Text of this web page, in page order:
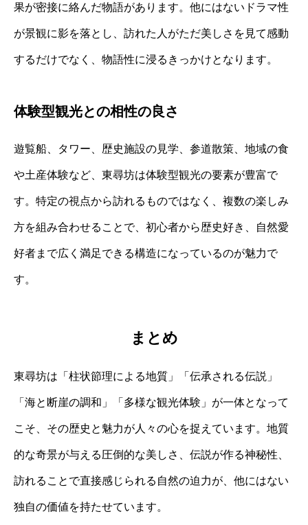
果が密接に絡んだ物語があります。他にはないドラマ性
が景観に影を落とし、訪れた人がただ美しさを見て感動
するだけでなく、物語性に浸るきっかけとなります。
体験型観光との相性の良さ
遊覧船、タワー、歴史施設の見学、参道散策、地域の食
や土産体験など、東尋坊は体験型観光の要素が豊富で
す。特定の視点から訪れるものではなく、複数の楽しみ
方を組み合わせることで、初心者から歴史好き、自然愛
好者まで広く満足できる構造になっているのが魅力で
す。
まとめ
東尋坊は「柱状節理による地質」「伝承される伝説」
「海と断崖の調和」「多様な観光体験」が一体となって
こそ、その歴史と魅力が人々の心を捉えています。地質
的な奇景が与える圧倒的な美しさ、伝説が作る神秘性、
訪れることで直接感じられる自然の迫力が、他にはない
独自の価値を持たせています。